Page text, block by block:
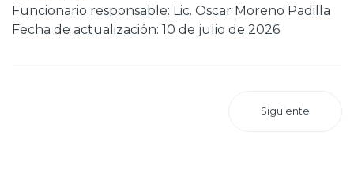
Funcionario responsable: Lic. Oscar Moreno Padilla
Fecha de actualización: 10 de julio de 2026
Siguiente